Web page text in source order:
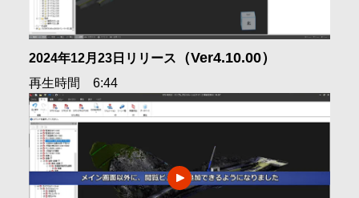
2024年12月23日リリース （Ver4.10.00）
再生時間 6:44